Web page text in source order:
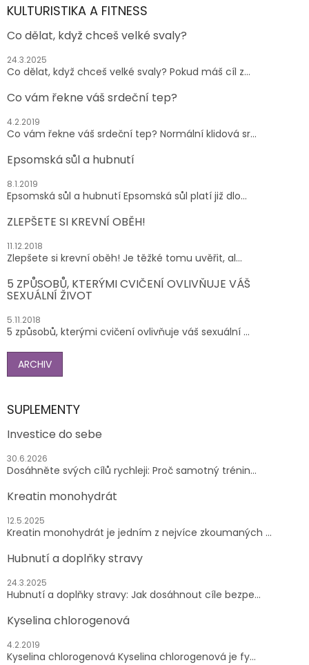
aKULTURISTIKA A FITNESS
Co dělat, když chceš velké svaly?
24.3.2025
Co dělat, když chceš velké svaly? Pokud máš cíl z...
Co vám řekne váš srdeční tep?
4.2.2019
Co vám řekne váš srdeční tep? Normální klidová sr...
Epsomská sůl a hubnutí
8.1.2019
Epsomská sůl a hubnutí Epsomská sůl platí již dlo...
ZLEPŠETE SI KREVNÍ OBĚH!
11.12.2018
Zlepšete si krevní oběh! Je těžké tomu uvěřit, al...
5 ZPŮSOBŮ, KTERÝMI CVIČENÍ OVLIVŇUJE VÁŠ
SEXUÁLNÍ ŽIVOT
5.11.2018
5 způsobů, kterými cvičení ovlivňuje váš sexuální ...
ARCHIV
SUPLEMENTY
Investice do sebe
30.6.2026
Dosáhněte svých cílů rychleji: Proč samotný trénin...
Kreatin monohydrát
12.5.2025
Kreatin monohydrát je jedním z nejvíce zkoumaných ...
Hubnutí a doplňky stravy
24.3.2025
Hubnutí a doplňky stravy: Jak dosáhnout cíle bezpe...
Kyselina chlorogenová
4.2.2019
Kyselina chlorogenová Kyselina chlorogenová je fy...